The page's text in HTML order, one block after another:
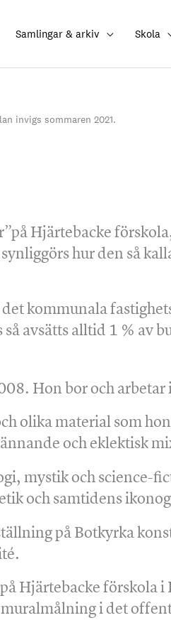
Samlingar & arkiv Skola
invigs sommaren 2021.
Hjärtebacke
hur den så
kommunala
avsätts alltid 1 % av
Hon bor och arbetar
olika material som
och eklektisk
mystik och science-
och samtidens
på Botkyrka
Hjärtebacke förskola
i det